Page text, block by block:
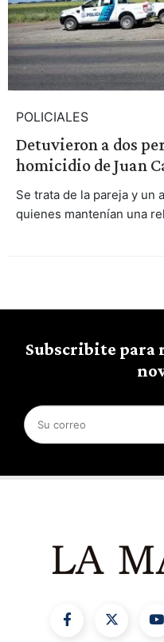
POLICIALES
Detuvieron a dos
homicidio de Juan
Se trata de la pareja y un
quienes mantenían una
Subscribite para